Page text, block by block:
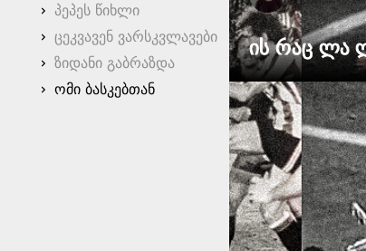
პეპეს წიხლი
ცეკვავენ ვარსკვლავები
ზიდანი გაბრაზდა
ომი ბასკებთან
ის რაც ლა